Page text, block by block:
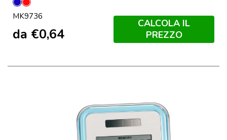
BluRosso
MK9736
da €0,64
CALCOLA IL
PREZZO